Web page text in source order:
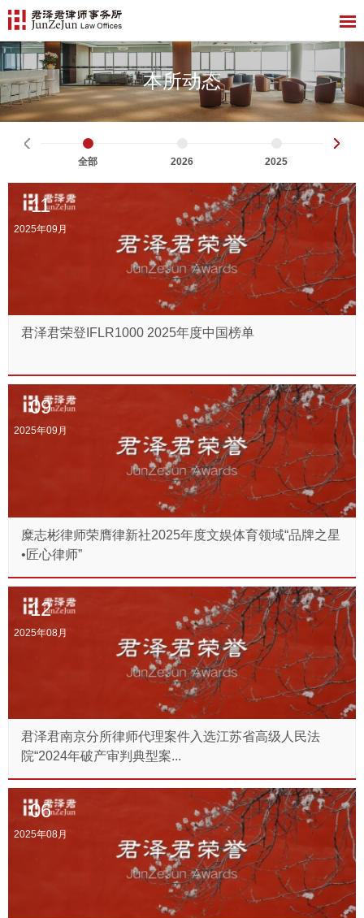
本所动态
全部 2026 2025
11
2025年09月
君泽君荣登IFLR1000 2025年度中国榜单
09
2025年09月
糜志彬律师荣膺律新社2025年度文娱体育领域“品牌之星
•匠心律师”
12
2025年08月
君泽君南京分所律师代理案件入选江苏省高级人民法
院“2024年破产审判典型案...
06
2025年08月